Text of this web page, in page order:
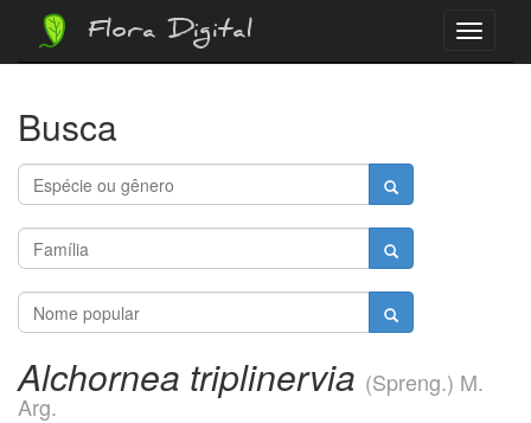
Menu
Flora Digital
Busca
Alchornea triplinervia (Spreng.) M.
Arg.